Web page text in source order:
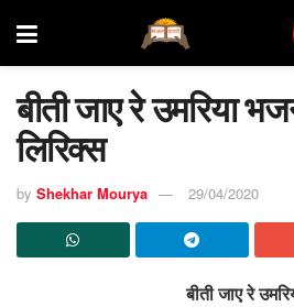
बीती जाए रे उमरिया
लिरिक्स
by Shekhar Mourya 29/04/2020
बीती जाए रे